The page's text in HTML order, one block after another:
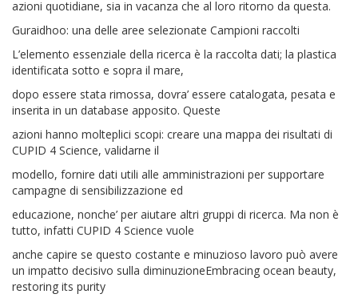
azioni quotidiane, sia in vacanza che al loro ritorno da questa.
Guraidhoo: una delle aree selezionate Campioni raccolti
L’elemento essenziale della ricerca è la raccolta dati; la plastica
identificata sotto e sopra il mare,
dopo essere stata rimossa, dovra’ essere catalogata, pesata e
inserita in un database apposito. Queste
azioni hanno molteplici scopi: creare una mappa dei risultati di
CUPID 4 Science, validarne il
modello, fornire dati utili alle amministrazioni per supportare
campagne di sensibilizzazione ed
educazione, nonche’ per aiutare altri gruppi di ricerca. Ma non è
tutto, infatti CUPID 4 Science vuole
anche capire se questo costante e minuzioso lavoro può avere
un impatto decisivo sulla diminuzioneEmbracing ocean beauty,
restoring its purity